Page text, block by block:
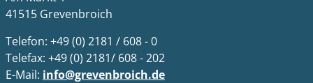
41515 Grevenbroich
Telefon: +49 (0) 2181 / 608 - 0
Telefax: +49 (0) 2181/ 608 - 202
E-Mail: info@grevenbroich.de